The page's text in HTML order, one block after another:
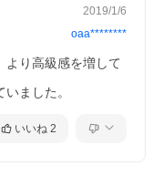
2019/1/6
oaa********
より高級感を増して
ました。
いいね 2